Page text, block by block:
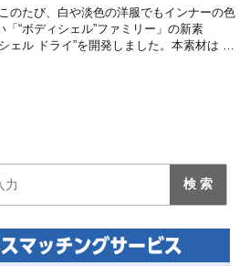
のたび、白や淡色の洋服でもインナーの色
「“ボディシェル”ファミリー」の新素
ェル ドライ”を開発しました。本素材は …